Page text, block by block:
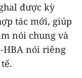
được kỳ
tác mới, giúp
nói chung và
HBA nói riêng